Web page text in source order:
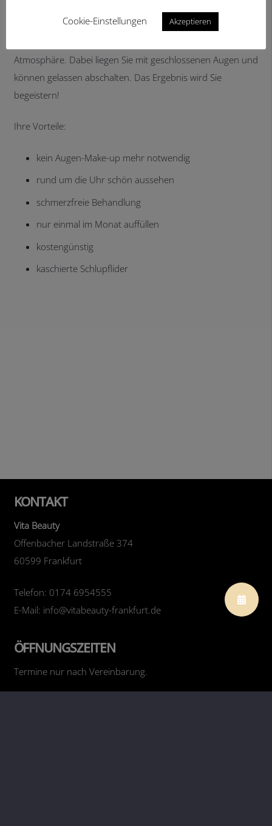
Atmosphäre. Dabei liegen Sie mit geschlossenen Augen und
können gelassen abschalten. Das Ergebnis wird Sie
begeistern!
Ihre Vorteile:
kein Augen-Make-up mehr notwendig
rund um die Uhr schön aussehen
schmerzfreie Behandlung
nur einmal im Monat auffüllen
kostengünstig
kaschierte Schlupflider
KONTAKT
Vita Beauty
Offenbacher Landstraße 374
60599 Frankfurt
Telefon: 0174 6954555
E-Mail: info@vitabeauty-frankfurt.de
ÖFFNUNGSZEITEN
Termine nur nach Vereinbarung.
Cookie-Einstellungen Akzeptieren